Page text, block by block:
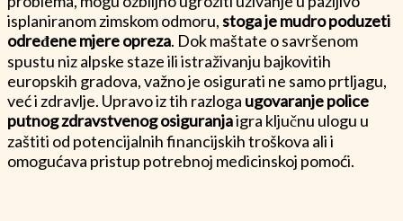
isplaniranom zimskom odmoru,stoga je mudro poduzeti
određene mjere opreza. Dok maštate o savršenom
spustu niz alpske staze ili istraživanju bajkovitih
europskih gradova, važno je osigurati ne samo prtljagu,
već i zdravlje. Upravo iz tih razloga ugovaranje police
putnog zdravstvenog osiguranjaigra ključnu ulogu u
zaštiti od potencijalnih financijskih troškova ali i
omogućava pristup potrebnoj medicinskoj pomoći.